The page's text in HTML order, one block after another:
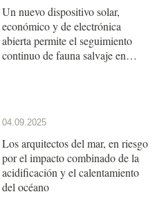
Un nuevo dispositivo solar,
económico y de electrónica
abierta permite el seguimiento
continuo de fauna salvaje en
04.09.2025
Los arquitectos del mar, en riesgo
por el impacto combinado de la
acidificación y el calentamiento
del océano